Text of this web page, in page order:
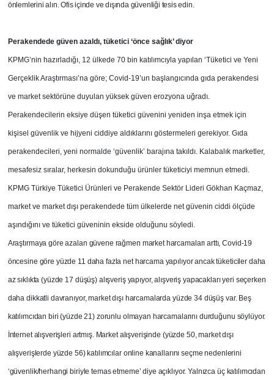
önlemlerini alın. Ofis içinde ve dışında güvenliği tesis edin.
Perakendede güven azaldı, tüketici ‘önce sağlık’ diyor
KPMG’nin hazırladığı, 12 ülkede 70 bin katılımcıyla yapılan ‘Tüketici ve Yeni
Gerçeklik Araştırması’na göre; Covid-19’un başlangıcında gıda perakendesi
ve market sektörüne duyulan yüksek güven erozyona uğradı.
Perakendecilerin eksiye düşen tüketici güvenini yeniden inşa etmek için
kişisel güvenlik ve hijyeni ciddiye aldıklarını göstermeleri gerekiyor. Gıda
perakendecileri, yeni normalde ‘güvenlik’ barajına takıldı. Kalabalık marketler,
mesafesiz sıralar, herkesin dokunduğu ürünler tüketiciyi memnun etmedi.
KPMG Türkiye Tüketici Ürünleri ve Perakende Sektör Lideri Gökhan Kaçmaz,
market ve market dışı perakendede tüm ülkelerde net güvenin ciddi ölçüde
aşındığını ve tüketici güveninin ekside olduğunu söyledi.
Araştırmaya göre azalan güvene rağmen market harcamaları arttı, Covid-19
öncesine göre yüzde 11 daha fazla net harcama yapılıyor ancak tüketiciler daha
az sıklıkta (yüzde 17 düşüş) alışveriş yapıyor, alışveriş yapacakları yeri seçerken
daha dikkatli davranıyor, market dışı harcamalarda yüzde 34 düşüş var. Beş
katılımcıdan biri (yüzde 21) zorunlu olmayan harcamalarını durduğunu söylüyor.
İnternet alışverişleri artmış. Market alışverişinde (yüzde 50, market dışı
alışverişlerde yüzde 56) katılımcılar online kanallarını seçme nedenlerini
‘güvenlik/herhangi biriyle temas etmeme’ diye açıklıyor. Yalnızca üç katılımcıdan